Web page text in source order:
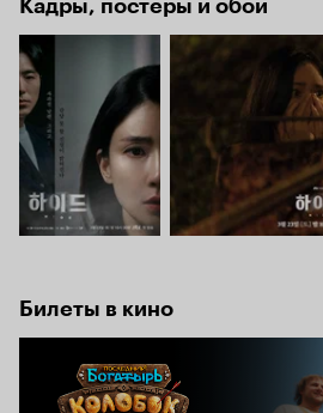
Кадры, постеры и обои
Билеты в кино